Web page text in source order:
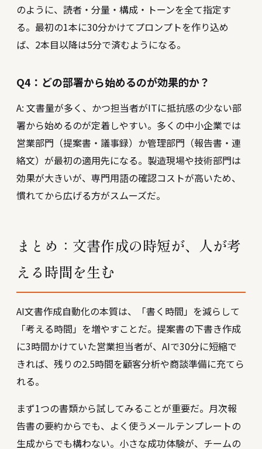
のように、読者・分量・構成・トーンを全て指定す
る。最初の1本に30分かけてプロンプトを作り込め
ば、2本目以降は5分で済むようになる。
Q4：どの部署から始めるのが効果的か？
A: 文書量が多く、かつ担当者がITに抵抗感の少ない部
署から始めるのが定着しやすい。多くの中小企業では
営業部門（提案書・議事録）か管理部門（報告書・連
絡文）が最初の適用先になる。製造現場や技術部門は
効果が大きいが、専門用語の確認コストが高いため、
慣れてから広げる方がスムーズだ。
まとめ：文書作成の時短が、人が考
える時間を生む
AI文書作成自動化の本質は、「書く時間」を減らして
「考える時間」を増やすことだ。提案書の下書き作成
に3時間かけていた営業担当者が、AIで30分に短縮で
きれば、残りの2.5時間を顧客分析や商談準備に充てら
れる。
まず1つの書類から試してみることが重要だ。月次報
告書の要約からでも、よく使うメールテンプレートの
生成からでも構わない。小さな成功体験が、チームの